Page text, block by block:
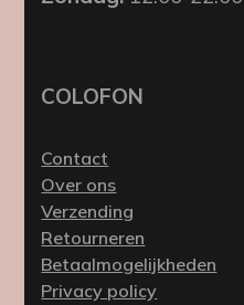
COLOFON
Contact
Over ons
Verzending
Retourneren
Betaalmogelijkheden
Privacy policy